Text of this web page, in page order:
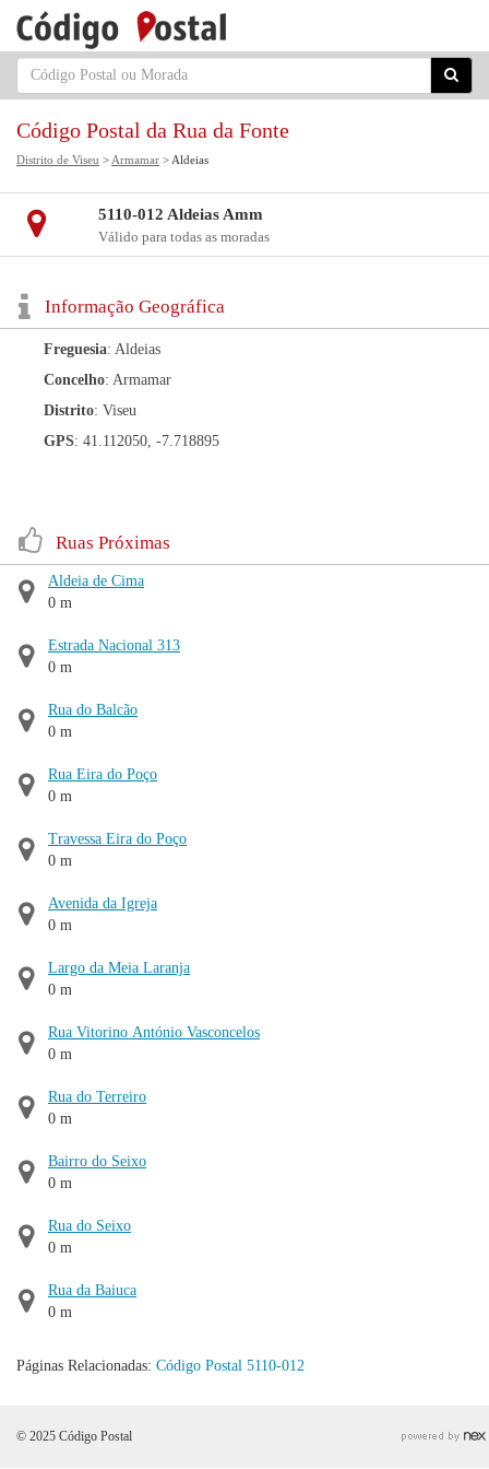
Código Postal da Rua da Fonte
Distrito de Viseu > Armamar > Aldeias
5110-012 Aldeias Amm
Válido para todas as moradas
Informação Geográfica
Freguesia: Aldeias
Concelho: Armamar
Distrito: Viseu
GPS: 41.112050, -7.718895
Ruas Próximas
Aldeia de Cima
0 m
Estrada Nacional 313
0 m
Rua do Balcão
0 m
Rua Eira do Poço
0 m
Travessa Eira do Poço
0 m
Avenida da Igreja
0 m
Largo da Meia Laranja
0 m
Rua Vitorino António Vasconcelos
0 m
Rua do Terreiro
0 m
Bairro do Seixo
0 m
Rua do Seixo
0 m
Rua da Baiuca
0 m
Páginas Relacionadas: Código Postal 5110-012
© 2025 Código Postal